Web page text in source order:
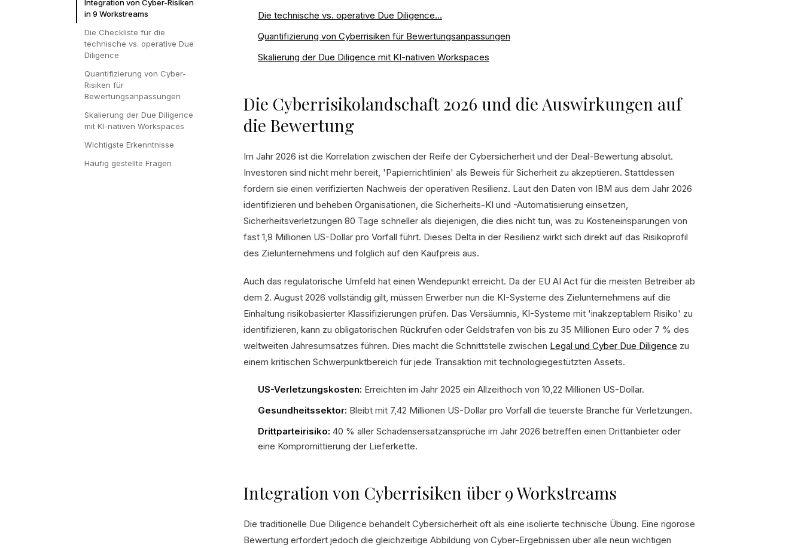
Integration von Cyber-Risiken
in 9 Workstreams
Die Checkliste für die
technische vs. operative Due
Diligence
Quantifizierung von Cyber-
Risiken für
Bewertungsanpassungen
Skalierung der Due Diligence
mit KI-nativen Workspaces
Wichtigste Erkenntnisse
Häufig gestellte Fragen
Die technische vs. operative Due Diligence...
Quantifizierung von Cyberrisiken für Bewertungsanpassungen
Skalierung der Due Diligence mit KI-nativen Workspaces
Die Cyberrisikolandschaft 2026 und die Auswirkungen auf
die Bewertung
Im Jahr 2026 ist die Korrelation zwischen der Reife der Cybersicherheit und der Deal-Bewertung absolut.
Investoren sind nicht mehr bereit, 'Papierrichtlinien' als Beweis für Sicherheit zu akzeptieren. Stattdessen
fordern sie einen verifizierten Nachweis der operativen Resilienz. Laut den Daten von IBM aus dem Jahr 2026
identifizieren und beheben Organisationen, die Sicherheits-KI und -Automatisierung einsetzen,
Sicherheitsverletzungen 80 Tage schneller als diejenigen, die dies nicht tun, was zu Kosteneinsparungen von
fast 1,9 Millionen US-Dollar pro Vorfall führt. Dieses Delta in der Resilienz wirkt sich direkt auf das Risikoprofil
des Zielunternehmens und folglich auf den Kaufpreis aus.
Auch das regulatorische Umfeld hat einen Wendepunkt erreicht. Da der EU AI Act für die meisten Betreiber ab
dem 2. August 2026 vollständig gilt, müssen Erwerber nun die KI-Systeme des Zielunternehmens auf die
Einhaltung risikobasierter Klassifizierungen prüfen. Das Versäumnis, KI-Systeme mit 'inakzeptablem Risiko' zu
identifizieren, kann zu obligatorischen Rückrufen oder Geldstrafen von bis zu 35 Millionen Euro oder 7 % des
weltweiten Jahresumsatzes führen. Dies macht die Schnittstelle zwischen Legal und Cyber Due Diligence zu
einem kritischen Schwerpunktbereich für jede Transaktion mit technologiegestützten Assets.
US-Verletzungskosten: Erreichten im Jahr 2025 ein Allzeithoch von 10,22 Millionen US-Dollar.
Gesundheitssektor: Bleibt mit 7,42 Millionen US-Dollar pro Vorfall die teuerste Branche für Verletzungen.
Drittparteirisiko: 40 % aller Schadensersatzansprüche im Jahr 2026 betreffen einen Drittanbieter oder
eine Kompromittierung der Lieferkette.
Integration von Cyberrisiken über 9 Workstreams
Die traditionelle Due Diligence behandelt Cybersicherheit oft als eine isolierte technische Übung. Eine rigorose
Bewertung erfordert jedoch die gleichzeitige Abbildung von Cyber-Ergebnissen über alle neun wichtigen